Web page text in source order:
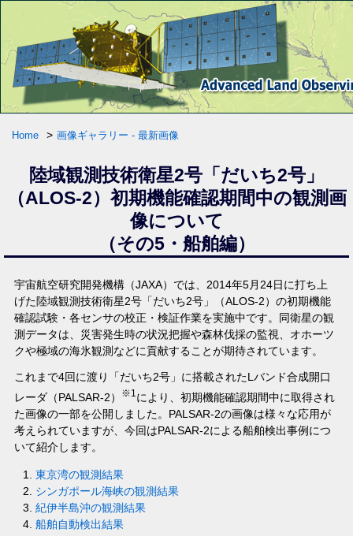
Home > 画像ギャラリー - 最新画像
陸域観測技術衛星2号「だいち2号」
（ALOS-2）初期機能確認期間中の観測画
像について
（その5・船舶編）
宇宙航空研究開発機構（JAXA）では、2014年5月24日に打ち上
げた陸域観測技術衛星2号「だいち2号」（ALOS-2）の初期機能
確認試験・各センサの校正・検証作業を実施中です。同衛星の観
測データは、災害発生時の状況把握や森林伐採の監視、オホーツ
クや極域の海氷観測などに貢献することが期待されています。
これまで4回に渡り「だいち2号」に搭載されたLバンド合成開口
レーダ（PALSAR-2）
※1により、初期機能確認期間中に取得され
た画像の一部を公開しました。PALSAR-2の画像は様々な応用が
考えられていますが、今回はPALSAR-2による船舶検出事例につ
いて紹介します。
東京湾の観測結果
シンガポール海峡の観測結果
紀伊半島沖の観測結果
船舶自動検出結果